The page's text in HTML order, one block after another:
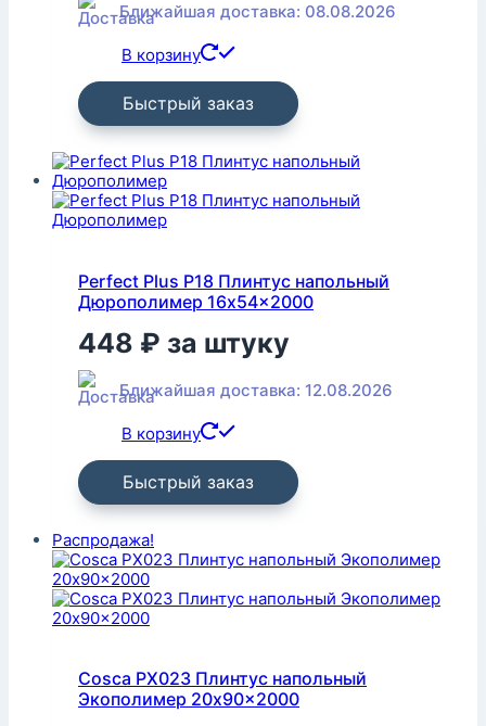
Ближайшая доставка: 08.08.2026
В корзину
Быстрый заказ
Perfect Plus P18 Плинтус напольный
Дюрополимер 16x54x2000
448 ₽ за штуку
Ближайшая доставка: 12.08.2026
В корзину
Быстрый заказ
Распродажа!
Cosca PX023 Плинтус напольный
Экополимер 20x90x2000